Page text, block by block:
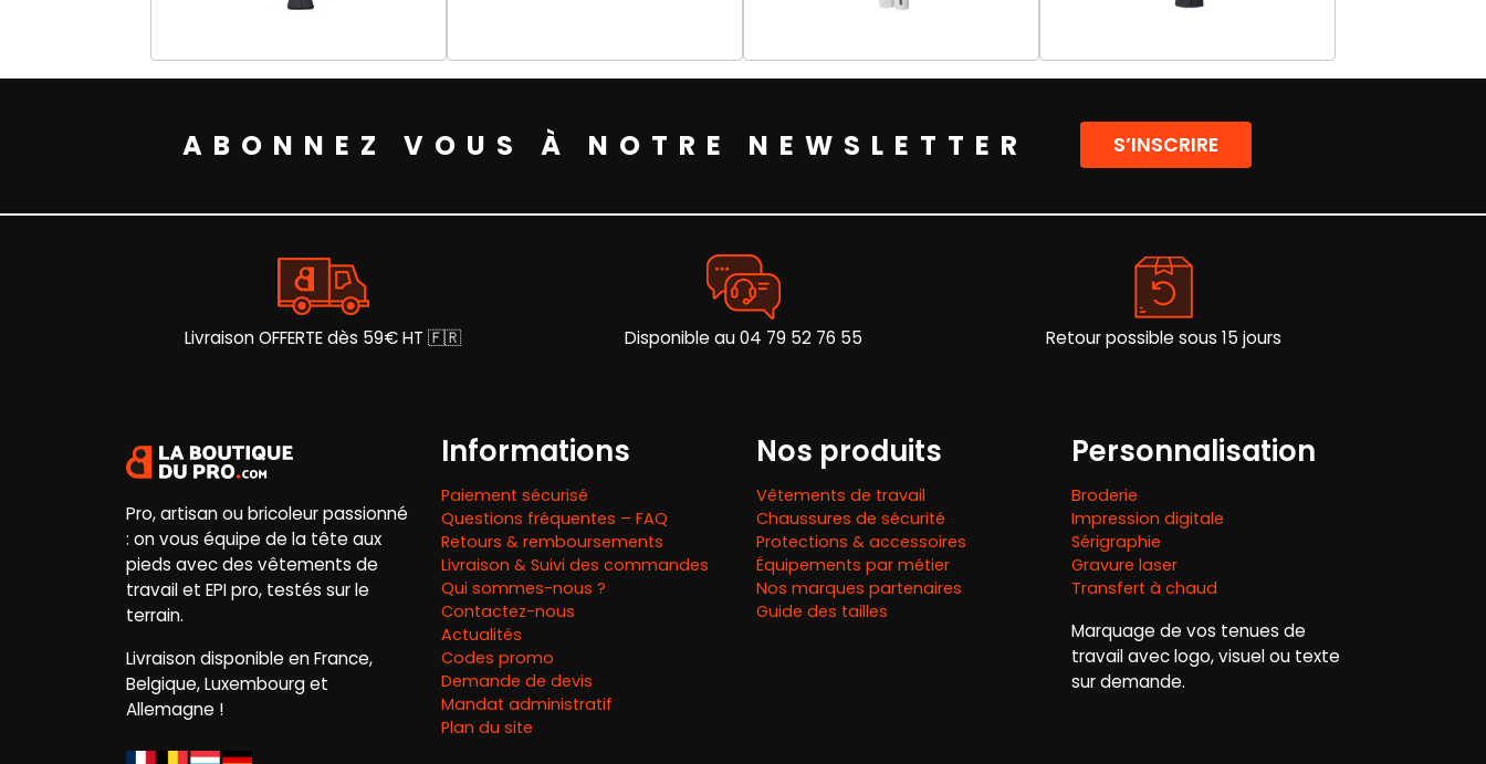
produit
variations.
peuvent
choisies
sur
la
page
produit
a
Les
être
produit
variations.
peuvent
produit
plusieurs
variations.
Les
peuvent
choisies
page
ABONNEZ VOUS À NOTRE NEWSLETTER S’INSCRIRE
Livraison OFFERTE dès 59€ HT 🇫🇷 Disponible au 04 79 52 76 55 Retour possible sous 15 jours
Pro, artisan ou bricoleur passionné
: on vous équipe de la tête aux
pieds avec des vêtements de
travail et EPI pro, testés sur le
terrain.
Livraison disponible en France,
Belgique, Luxembourg et
Allemagne !
Informations
Paiement sécurisé
Questions fréquentes – FAQ
Retours & remboursements
Livraison & Suivi des commandes
Qui sommes-nous ?
Contactez-nous
Actualités
Codes promo
Demande de devis
Mandat administratif
Plan du site
Nos produits
Vêtements de travail
Chaussures de sécurité
Protections & accessoires
Équipements par métier
Nos marques partenaires
Guide des tailles
Personnalisation
Broderie
Impression digitale
Sérigraphie
Gravure laser
Transfert à chaud
Marquage de vos tenues de
travail avec logo, visuel ou texte
sur demande.